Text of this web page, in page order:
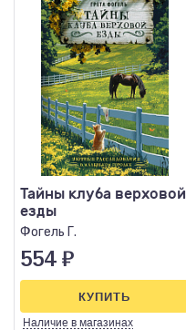
Тайны клуба верховой
езды
Фогель Г.
554 ₽
Наличие в магазинах
КУПИТЬ